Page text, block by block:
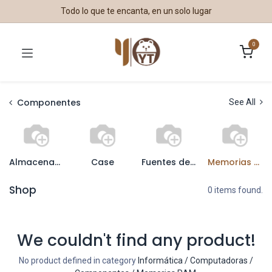
Todo lo que te encanta, en un solo lugar
0
Componentes See All
Almacenamiento Case Fuentes de Poder Memorias RAM
Shop 0 items found.
We couldn't find any product!
No product defined in category Informática / Computadoras /